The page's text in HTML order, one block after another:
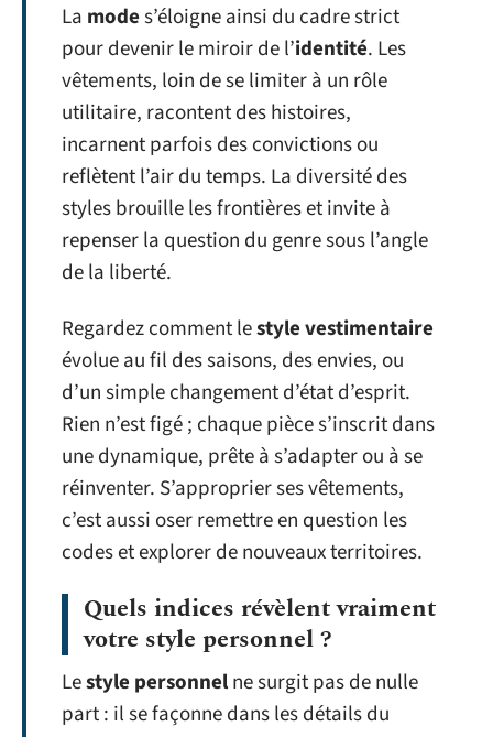
La modes’éloigne ainsi du cadre strict
pour devenir le miroir de l’identité. Les
vêtements, loin de se limiter à un rôle
utilitaire, racontent des histoires,
incarnent parfois des convictions ou
reflètent l’air du temps. La diversité des
styles brouille les frontières et invite à
repenser la question du genre sous l’angle
de la liberté.
Regardez comment lestyle vestimentaire
évolue au fil des saisons, des envies, ou
d’un simple changement d’état d’esprit.
Rien n’est figé ; chaque pièce s’inscrit dans
une dynamique, prête à s’adapter ou à se
réinventer. S’approprier ses vêtements,
c’est aussi oser remettre en question les
codes et explorer de nouveaux territoires.
Quels indices révèlent vraiment
votre style personnel ?
Lestyle personnelne surgit pas de nulle
part : il se façonne dans les détails du